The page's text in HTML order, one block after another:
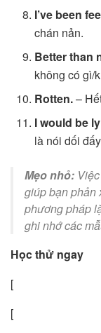
I’ve been
chán nản.
Better than
không có gì/
Rotten.–
I would be
là nói dối
Mẹo nhỏ:
giúp bạn phản
phương pháp
ghi nhớ các
Học thử ngay
[
[